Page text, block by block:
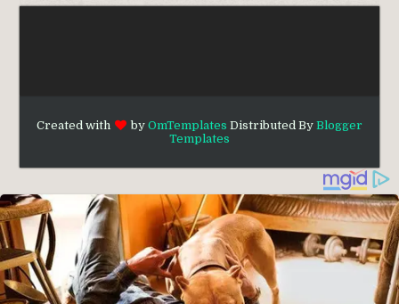
Created with by OmTemplates Distributed By Blogger
Templates